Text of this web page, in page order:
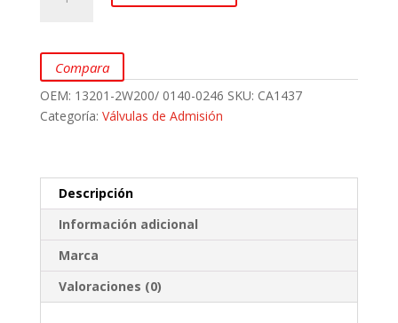
Nissan
Urvan
ZD30
marca
Compara
OEM: 13201-2W200/ 0140-0246 SKU: CA1437
Categoría: Válvulas de Admisión
Descripción
Información adicional
Marca
Valoraciones (0)